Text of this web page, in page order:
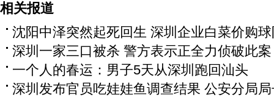
相关报道
沈阳中泽突然起死回生 深圳企业白菜价购
深圳一家三口被杀 警方表示正全力侦破此案
一个人的春运：男子5天从深圳跑回汕头
深圳发布官员吃娃娃鱼调查结果 公安分局